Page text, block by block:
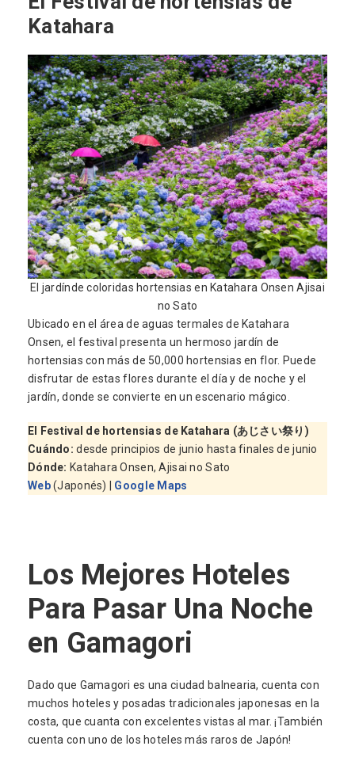
Katahara
El jardínde coloridas hortensias en Katahara Onsen Ajisai
no Sato
Ubicado en el área de aguas termales de Katahara
Onsen, el festival presenta un hermoso jardín de
hortensias con más de 50,000 hortensias en flor. Puede
disfrutar de estas flores durante el día y de noche y el
jardín, donde se convierte en un escenario mágico.
El Festival de hortensias de Katahara (あじさい祭り)
Cuándo:desde principios de junio hasta finales de junio
Dónde: Katahara Onsen, Ajisai no Sato
Web(Japonés) | Google Maps
Los Mejores Hoteles
Para Pasar Una Noche
en Gamagori
Dado que Gamagori es una ciudad balnearia, cuenta con
muchos hoteles y posadas tradicionales japonesas en la
costa, que cuanta con excelentes vistas al mar. ¡También
cuenta con uno de los hoteles más raros de Japón!